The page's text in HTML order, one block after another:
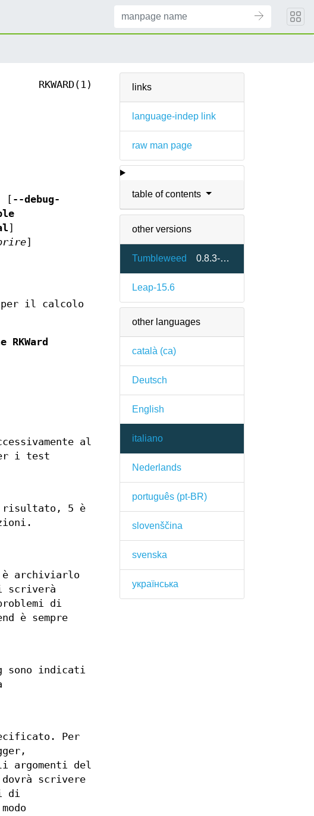
links
language-indep link
raw man page
table of contents
other versions
Tumbleweed 0.8.3-1.6
Leap-15.6
other languages
català (ca)
Deutsch
English
italiano
Nederlands
português (pt-BR)
slovenščina
svenska
українська
RKWARD(1)
--debug-
per il calcolo
RKWard
al
i test
risultato, 5 è
archiviarlo
scriverà
di
è sempre
sono indicati
Per
argomenti del
scrivere
di